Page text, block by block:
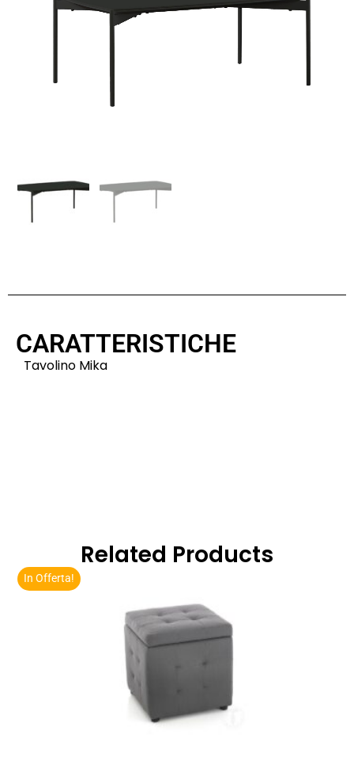
CARATTERISTICHE
Tavolino Mika
Related Products
In Offerta!